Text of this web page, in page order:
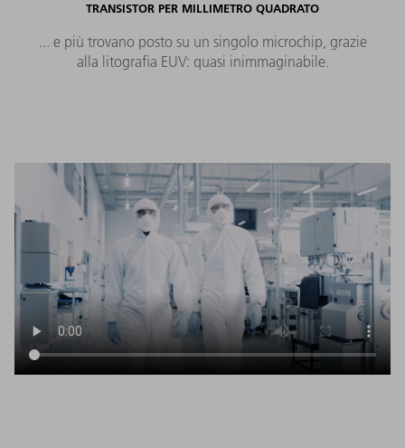
TRANSISTOR PER MILLIMETRO QUADRATO
... e più trovano posto su un singolo microchip, grazie
alla litografia EUV: quasi inimmaginabile.